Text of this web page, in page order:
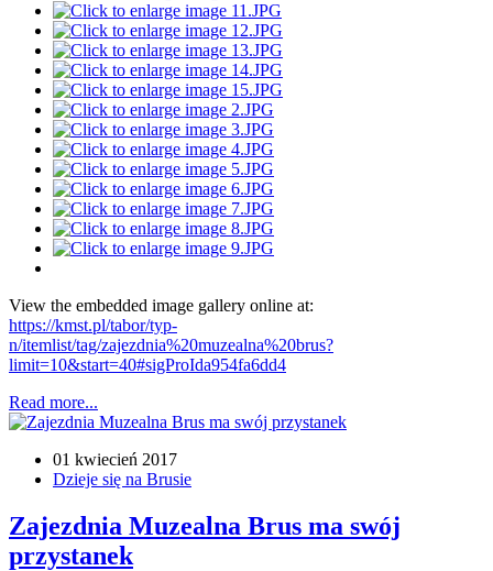
View the embedded image gallery online at:
https://kmst.pl/tabor/typ-
n/itemlist/tag/zajezdnia%20muzealna%20brus?
limit=10&start=40#sigProIda954fa6dd4
Read more...
01 kwiecień 2017
Dzieje się na Brusie
Zajezdnia Muzealna Brus ma swój
przystanek